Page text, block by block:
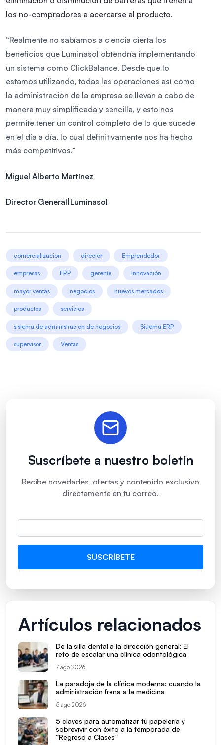
los no-compradores a acercarse al producto.
“Realmente no sabíamos a ciencia cierta los
beneficios que Luminasol obtendría implementando
un sistema como ClickBalance. Desde que lo
estamos utilizando, todas las operaciones así como
la administración de la empresa se llevan a cabo de
manera muy simplificada y sencilla, y esto nos
permite tener un control completo de lo que sucede
en el día a día, lo cual definitivamente nos ha hecho
más competitivos.”
Miguel Alberto Martínez
Director General|Luminasol
comercialización director Emprendedor
empresas ERP gerente Innovación
mayor ventas negocios nuevos mercados
productos servicios
sistema de administración de negocios Sistema ERP
supervisor Ventas
Suscríbete a nuestro boletín
Recibe novedades, ofertas y contenido exclusivo
directamente en tu correo.
Artículos relacionados
De la silla dental a la dirección general: El
reto de escalar una clínica odontológica
7 ago 2026
La paradoja de la clínica moderna: cuando la
administración frena a la medicina
5 ago 2026
5 claves para automatizar tu papelería y
sobrevivir con éxito a la temporada de
“Regreso a Clases”